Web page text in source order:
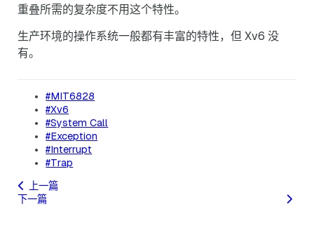
重叠所需的复杂度不用这个特性。
生产环境的操作系统一般都有丰富的特性，但 Xv6 没
有。
#MIT6828
#Xv6
#System Call
#Exception
#Interrupt
#Trap
上一篇
下一篇